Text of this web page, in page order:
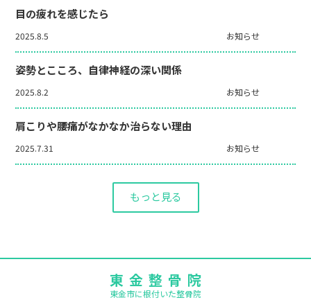
目の疲れを感じたら
2025.8.5 お知らせ
姿勢とこころ、自律神経の深い関係
2025.8.2 お知らせ
肩こりや腰痛がなかなか治らない理由
2025.7.31 お知らせ
もっと見る
東金整骨院
東金市に根付いた整骨院